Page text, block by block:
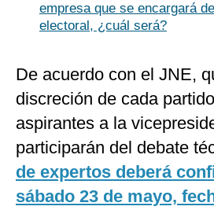
empresa que se encargará
electoral, ¿cuál será?
De acuerdo con el JNE,
discreción de cada
aspirantes a la
participarán del debate
de expertos deberá
sábado 23 de mayo,